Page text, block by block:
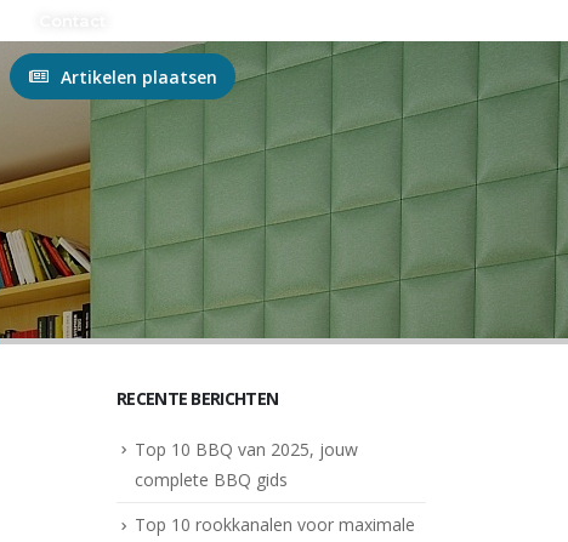
Artikelen plaatsen
RECENTE BERICHTEN
Top 10 BBQ van 2025, jouw
complete BBQ gids
Top 10 rookkanalen voor maximale